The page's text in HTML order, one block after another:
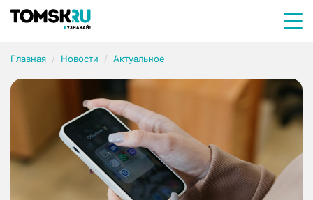
Главная Новости Актуальное